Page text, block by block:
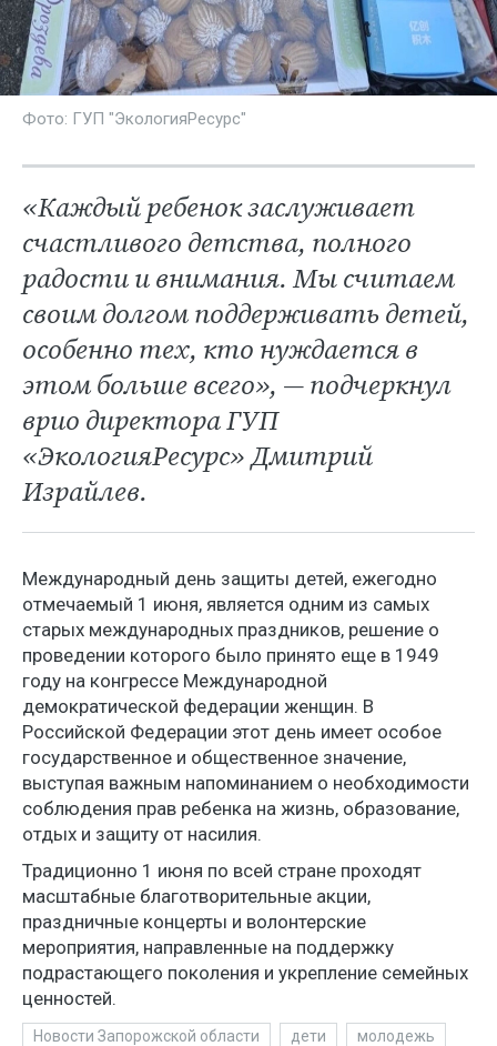
Фото: ГУП "ЭкологияРесурс"
«Каждый ребенок заслуживает
счастливого детства, полного
радости и внимания. Мы считаем
своим долгом поддерживать детей,
особенно тех, кто нуждается в
этом больше всего», — подчеркнул
врио директора ГУП
«ЭкологияРесурс» Дмитрий
Израйлев.
Международный день защиты детей, ежегодно
отмечаемый 1 июня, является одним из самых
старых международных праздников, решение о
проведении которого было принято еще в 1949
году на конгрессе Международной
демократической федерации женщин. В
Российской Федерации этот день имеет особое
государственное и общественное значение,
выступая важным напоминанием о необходимости
соблюдения прав ребенка на жизнь, образование,
отдых и защиту от насилия.
Традиционно 1 июня по всей стране проходят
масштабные благотворительные акции,
праздничные концерты и волонтерские
мероприятия, направленные на поддержку
подрастающего поколения и укрепление семейных
ценностей.
Новости Запорожской области дети молодежь